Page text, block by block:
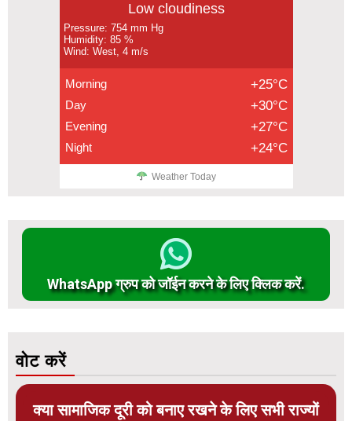
Low cloudiness
Pressure: 754 mm Hg
Humidity: 85 %
Wind: West, 4 m/s
Morning +25°C
Day +30°C
Evening +27°C
Night +24°C
Weather Today
WhatsApp ग्रुप को जॉईन करने के लिए क्लिक करें.
वोट करें
क्या सामाजिक दूरी को बनाए रखने के लिए सभी राज्यों